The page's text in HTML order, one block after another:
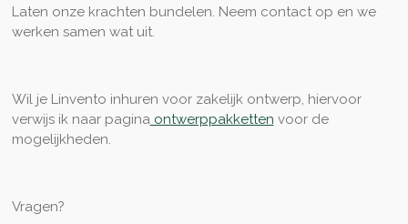
Laten onze krachten bundelen. Neem contact op en we
werken samen wat uit.
Wil je Linvento inhuren voor zakelijk ontwerp, hiervoor
verwijs ik naar paginaontwerppakketten voor de
mogelijkheden.
Vragen?